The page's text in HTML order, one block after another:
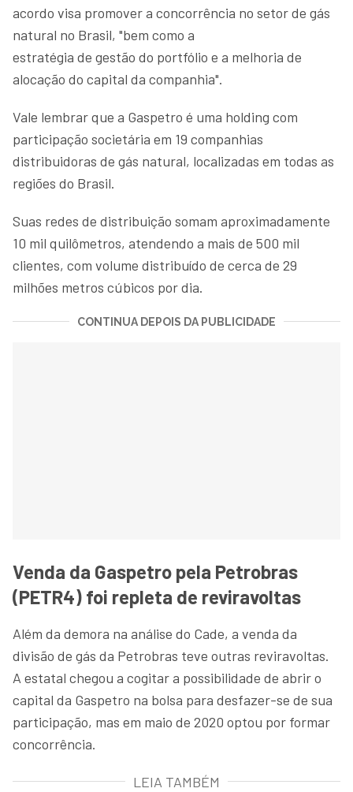
acordo visa promover a concorrência no setor de gás
natural no Brasil, "bem como a
estratégia de gestão do portfólio e a melhoria de
alocação do capital da companhia".
Vale lembrar que a Gaspetro é uma holding com
participação societária em 19 companhias
distribuidoras de gás natural, localizadas em todas as
regiões do Brasil.
Suas redes de distribuição somam aproximadamente
10 mil quilômetros, atendendo a mais de 500 mil
clientes, com volume distribuído de cerca de 29
milhões metros cúbicos por dia.
CONTINUA DEPOIS DA PUBLICIDADE
Venda da Gaspetro pela Petrobras
(PETR4) foi repleta de reviravoltas
Além da demora na análise do Cade, a venda da
divisão de gás da Petrobras teve outras reviravoltas.
A estatal chegou a cogitar a possibilidade de abrir o
capital da Gaspetro na bolsa para desfazer-se de sua
participação, mas em maio de 2020 optou por formar
concorrência.
LEIA TAMBÉM